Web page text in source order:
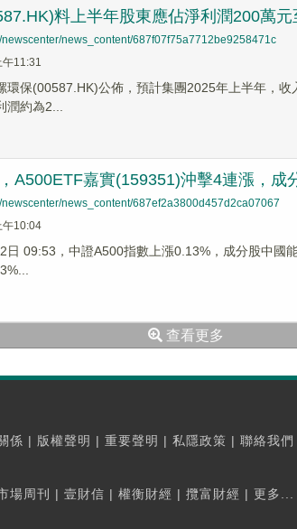
料上半年股東應佔淨利潤200萬元
newscenter/news_content/687f07f75a7712be9258471c
11:31
環保(00587.HK)公佈，預計集團2025年上半年，
約為2...
A500ETF嘉實(159351)沖擊4連漲，成
newscenter/news_content/687ef2a3800d457d2ca07067
午10:04
日 09:53，中證A500指數上漲0.13%，成分股中國
查看更多
係 | 版權聲明 | 重要聲明 | 私隱政策 | 聯絡我們
場周刊 | 壹財信 | 權衡財經 | 攬富財經 | 更多...